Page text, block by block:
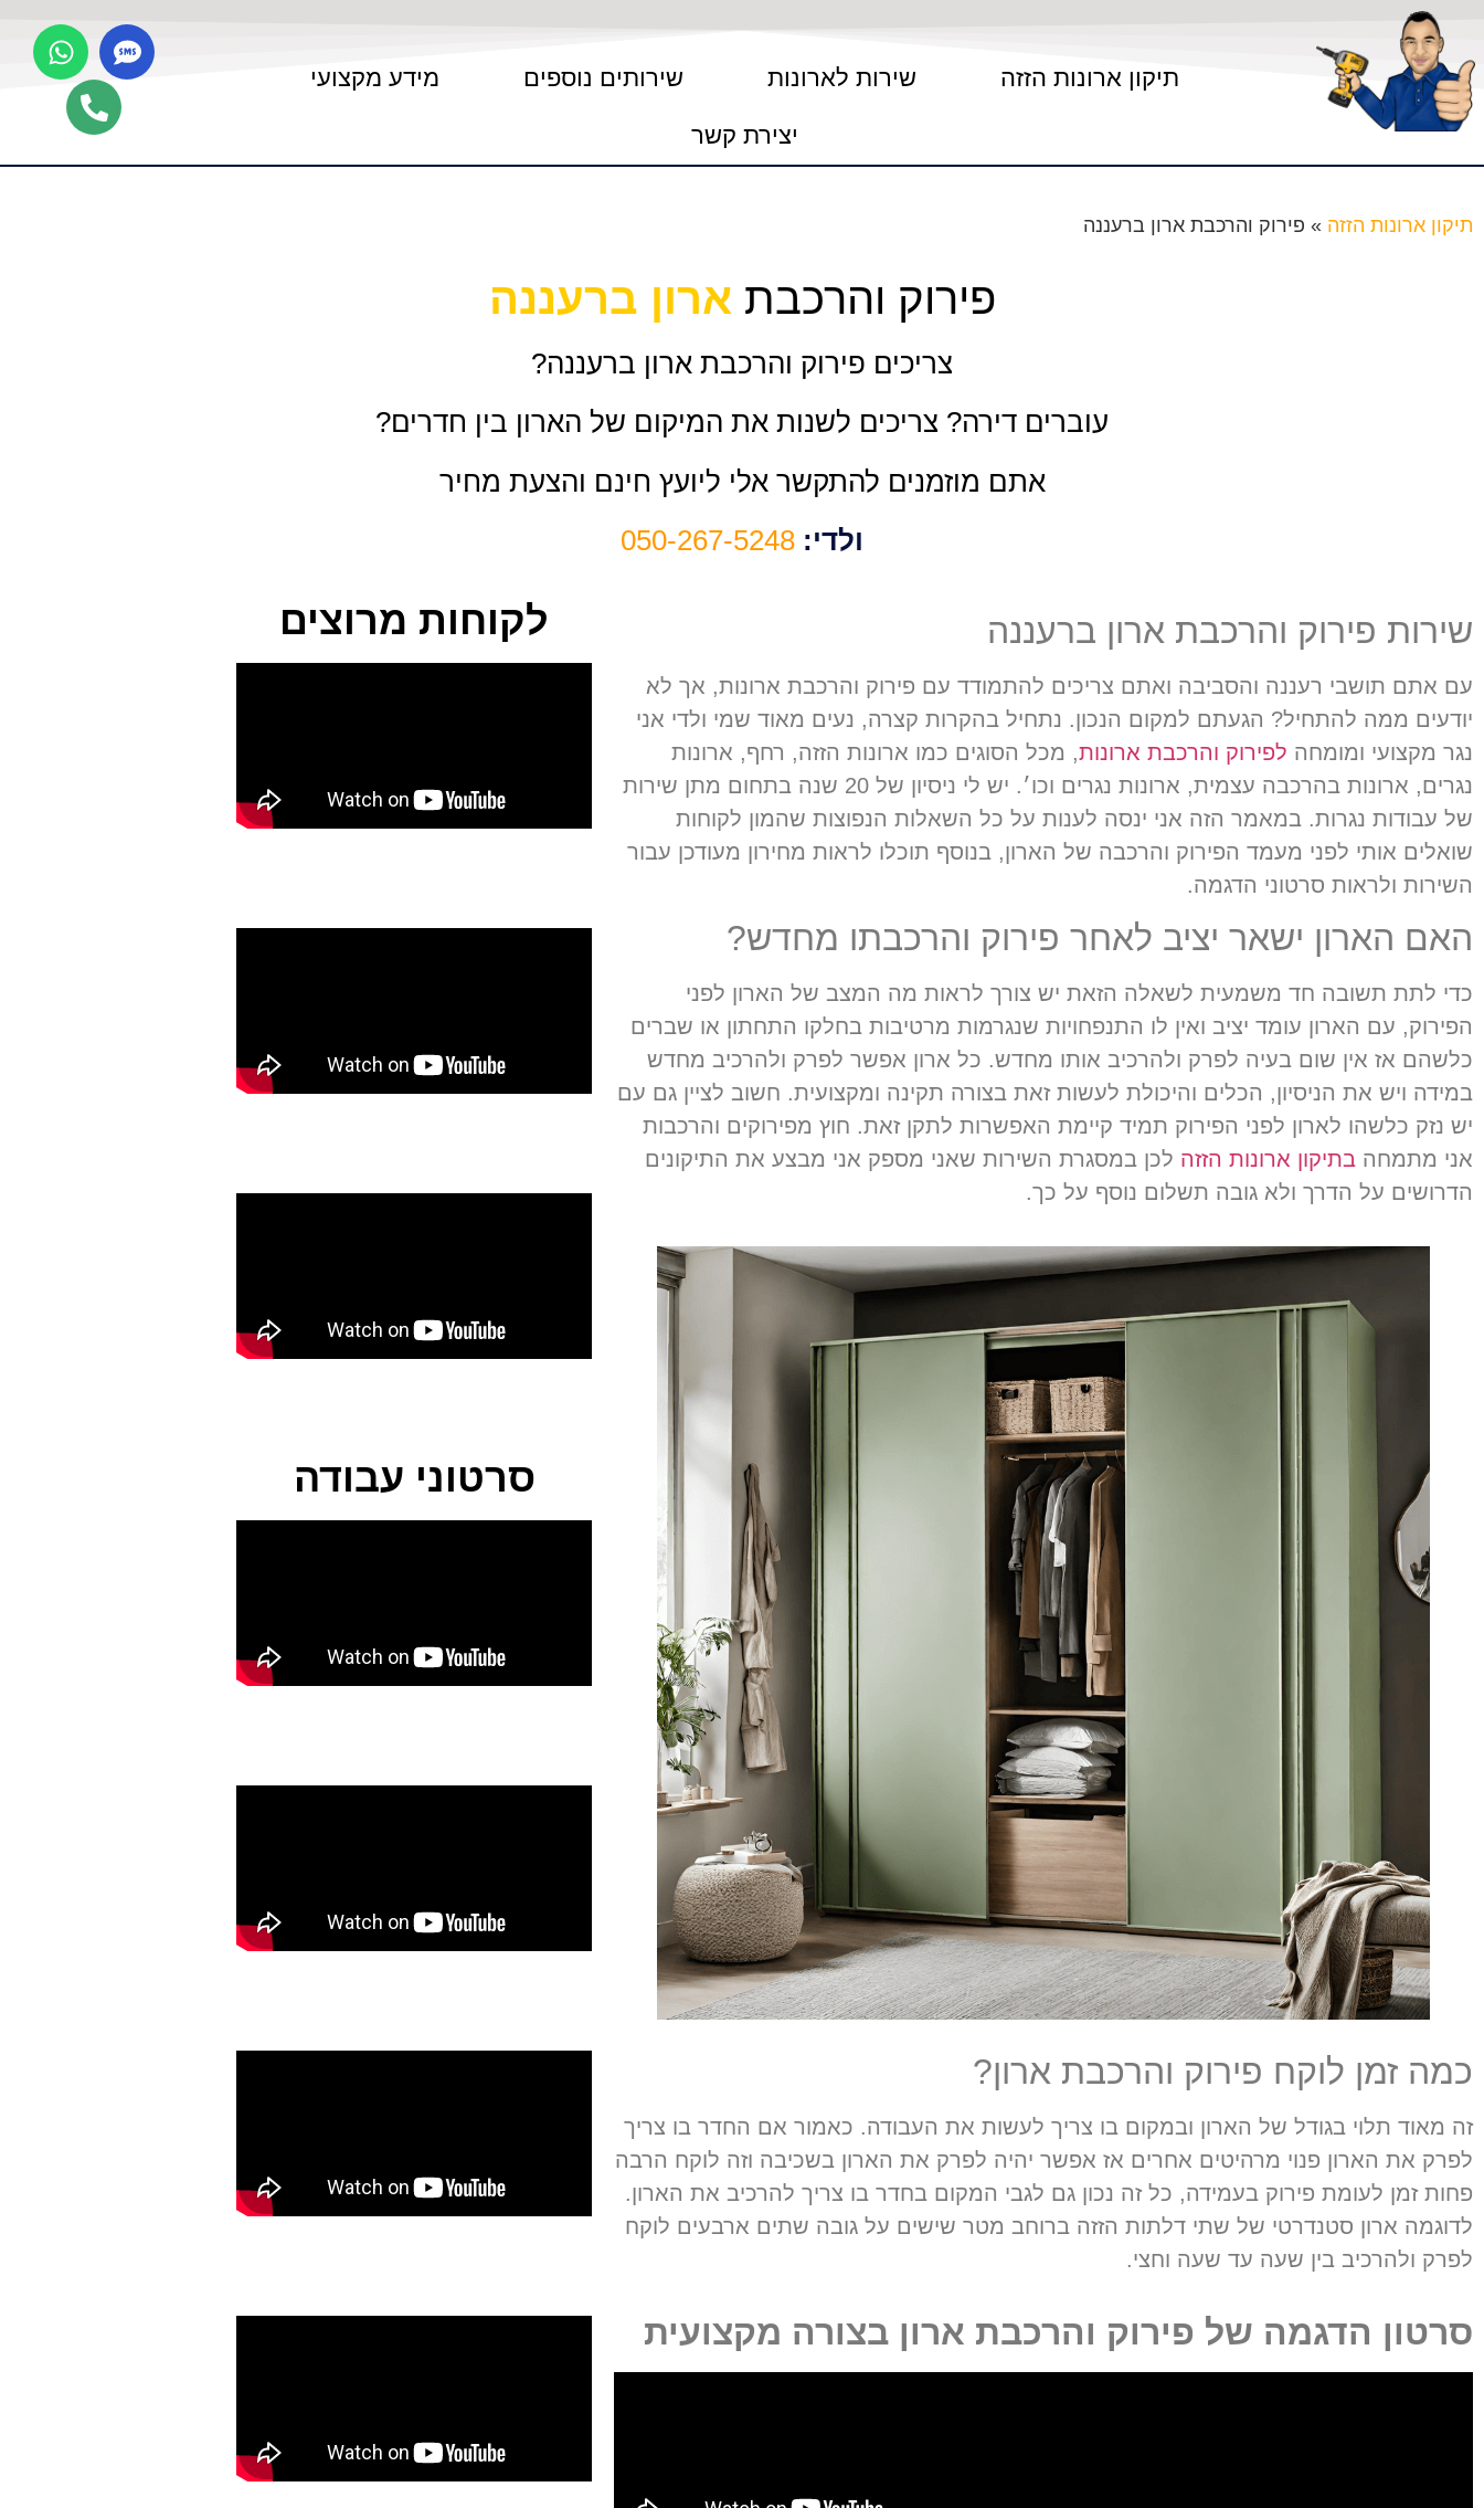
תיקון ארונות הזזה שירות לארונות שירותים נוספים מידע מקצועי
יצירת קשר
תיקון ארונות הזזה » פירוק והרכבת ארון ברעננה
פירוק והרכבת ארון ברעננה
צריכים פירוק והרכבת ארון ברעננה?
עוברים דירה? צריכים לשנות את המיקום של הארון בין חדרים?
אתם מוזמנים להתקשר אלי ליועץ חינם והצעת מחיר
ולדי: 050-267-5248
שירות פירוק והרכבת ארון ברעננה
עם אתם תושבי רעננה והסביבה ואתם צריכים להתמודד עם פירוק והרכבת ארונות, אך לא
יודעים ממה להתחיל? הגעתם למקום הנכון. נתחיל בהקרות קצרה, נעים מאוד שמי ולדי אני
נגר מקצועי ומומחה לפירוק והרכבת ארונות, מכל הסוגים כמו ארונות הזזה, רחף, ארונות
נגרים, ארונות בהרכבה עצמית, ארונות נגרים וכו׳. יש לי ניסיון של 20 שנה בתחום מתן שירות
של עבודות נגרות. במאמר הזה אני ינסה לענות על כל השאלות הנפוצות שהמון לקוחות
שואלים אותי לפני מעמד הפירוק והרכבה של הארון, בנוסף תוכלו לראות מחירון מעודכן עבור
השירות ולראות סרטוני הדגמה.
האם הארון ישאר יציב לאחר פירוק והרכבתו מחדש?
כדי לתת תשובה חד משמעית לשאלה הזאת יש צורך לראות מה המצב של הארון לפני
הפירוק, עם הארון עומד יציב ואין לו התנפחויות שנגרמות מרטיבות בחלקו התחתון או שברים
כלשהם אז אין שום בעיה לפרק ולהרכיב אותו מחדש. כל ארון אפשר לפרק ולהרכיב מחדש
במידה ויש את הניסיון, הכלים והיכולת לעשות זאת בצורה תקינה ומקצועית. חשוב לציין גם עם
יש נזק כלשהו לארון לפני הפירוק תמיד קיימת האפשרות לתקן זאת. חוץ מפירוקים והרכבות
אני מתמחה בתיקון ארונות הזזה לכן במסגרת השירות שאני מספק אני מבצע את התיקונים
הדרושים על הדרך ולא גובה תשלום נוסף על כך.
כמה זמן לוקח פירוק והרכבת ארון?
זה מאוד תלוי בגודל של הארון ובמקום בו צריך לעשות את העבודה. כאמור אם החדר בו צריך
לפרק את הארון פנוי מרהיטים אחרים אז אפשר יהיה לפרק את הארון בשכיבה וזה לוקח הרבה
פחות זמן לעומת פירוק בעמידה, כל זה נכון גם לגבי המקום בחדר בו צריך להרכיב את הארון.
לדוגמה ארון סטנדרטי של שתי דלתות הזזה ברוחב מטר שישים על גובה שתים ארבעים לוקח
לפרק ולהרכיב בין שעה עד שעה וחצי.
סרטון הדגמה של פירוק והרכבת ארון בצורה מקצועית
לקוחות מרוצים
סרטוני עבודה